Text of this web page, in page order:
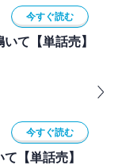
今すぐ読む
て【単話売】
今すぐ読む
【単話売】